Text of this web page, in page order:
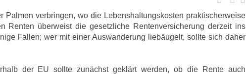
Palmen verbringen, wo die Lebenshaltungskosten praktischerweise
Renten überweist die gesetzliche Rentenversicherung derzeit ins
Fallen; wer mit einer Auswanderung liebäugelt, sollte sich daher
der EU sollte zunächst geklärt werden, ob die Rente auch